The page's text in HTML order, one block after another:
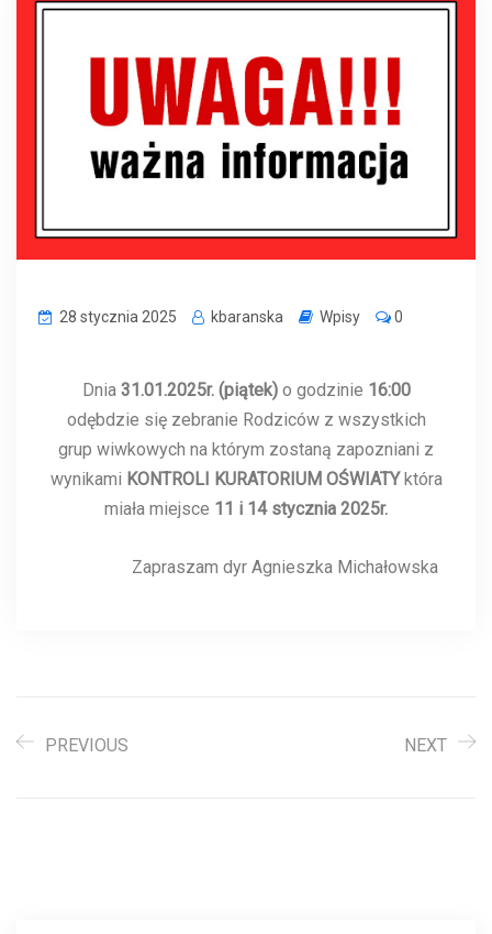
28 stycznia 2025 kbaranska Wpisy 0
Dnia 31.01.2025r. (piątek)o godzinie 16:00
odębdzie się zebranie Rodziców z wszystkich
grup wiwkowych na którym zostaną zapozniani z
wynikami KONTROLI KURATORIUM OŚWIATYktóra
miała miejsce 11 i 14 stycznia 2025r.
Zapraszam dyr Agnieszka Michałowska
PREVIOUS NEXT